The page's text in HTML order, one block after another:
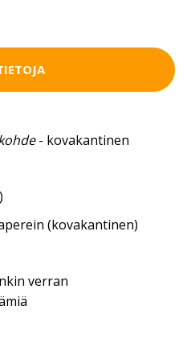
- kovakantinen
(kovakantinen)
verran